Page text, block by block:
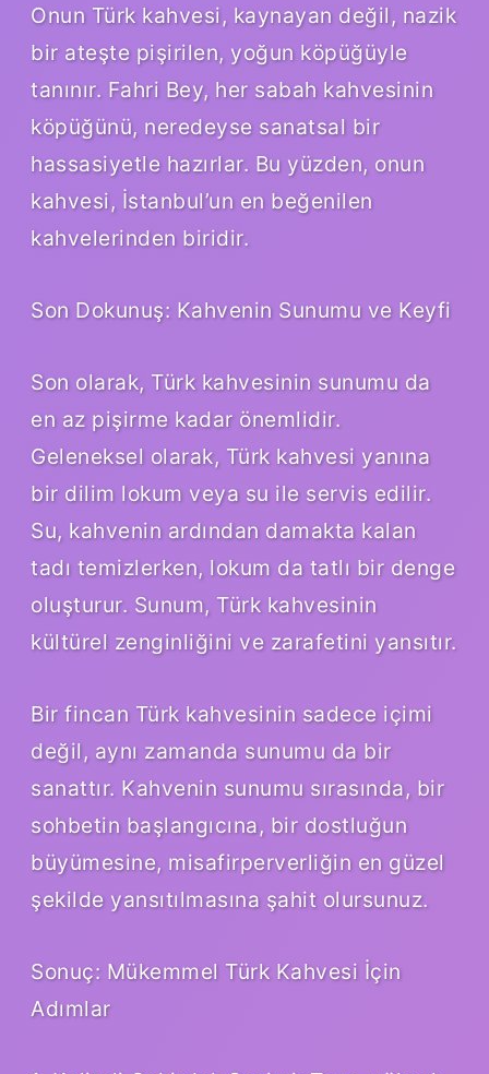
Onun Türk kahvesi, kaynayan değil, nazik
bir ateşte pişirilen, yoğun köpüğüyle
tanınır. Fahri Bey, her sabah kahvesinin
köpüğünü, neredeyse sanatsal bir
hassasiyetle hazırlar. Bu yüzden, onun
kahvesi, İstanbul’un en beğenilen
kahvelerinden biridir.
Son Dokunuş: Kahvenin Sunumu ve Keyfi
Son olarak, Türk kahvesinin sunumu da
en az pişirme kadar önemlidir.
Geleneksel olarak, Türk kahvesi yanına
bir dilim lokum veya su ile servis edilir.
Su, kahvenin ardından damakta kalan
tadı temizlerken, lokum da tatlı bir denge
oluşturur. Sunum, Türk kahvesinin
kültürel zenginliğini ve zarafetini yansıtır.
Bir fincan Türk kahvesinin sadece içimi
değil, aynı zamanda sunumu da bir
sanattır. Kahvenin sunumu sırasında, bir
sohbetin başlangıcına, bir dostluğun
büyümesine, misafirperverliğin en güzel
şekilde yansıtılmasına şahit olursunuz.
Sonuç: Mükemmel Türk Kahvesi İçin
Adımlar